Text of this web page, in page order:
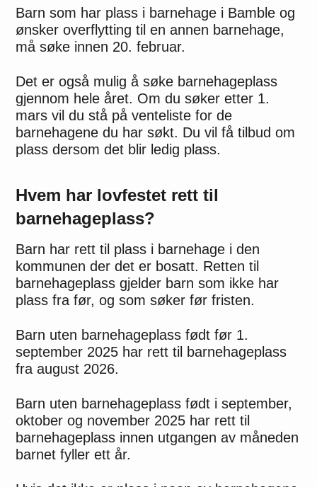
Barn som har plass i barnehage i Bamble og
ønsker overflytting til en annen barnehage,
må søke innen 20. februar.
Det er også mulig å søke barnehageplass
gjennom hele året. Om du søker etter 1.
mars vil du stå på venteliste for de
barnehagene du har søkt. Du vil få tilbud om
plass dersom det blir ledig plass.
Hvem har lovfestet rett til
barnehageplass?
Barn har rett til plass i barnehage i den
kommunen der det er bosatt. Retten til
barnehageplass gjelder barn som ikke har
plass fra før, og som søker før fristen.
Barn uten barnehageplass født før 1.
september 2025 har rett til barnehageplass
fra august 2026.
Barn uten barnehageplass født i september,
oktober og november 2025 har rett til
barnehageplass innen utgangen av måneden
barnet fyller ett år.